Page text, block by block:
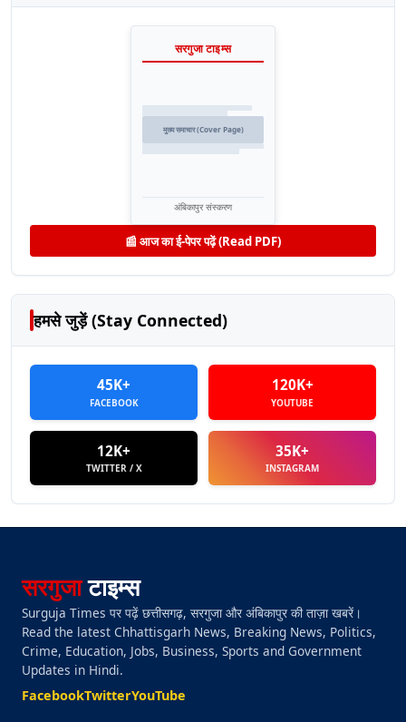
सरगुजा टाइम्स
मुख्य समाचार (Cover Page)
अंबिकापुर संस्करण
📰 आज का ई-पेपर पढ़ें (Read PDF)
हमसे जुड़ें (Stay Connected)
45K+
FACEBOOK
120K+
YOUTUBE
12K+
TWITTER / X
35K+
INSTAGRAM
सरगुजाटाइम्स
Surguja Times पर पढ़ें छत्तीसगढ़, सरगुजा और अंबिकापुर की ताज़ा खबरें।
Read the latest Chhattisgarh News, Breaking News, Politics,
Crime, Education, Jobs, Business, Sports and Government
Updates in Hindi.
FacebookTwitterYouTube